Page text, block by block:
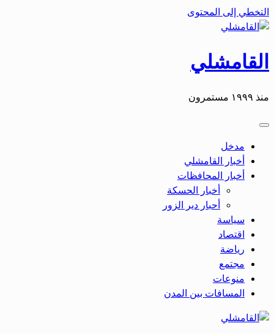
التخطي إلى المحتوى
القامشلي
منذ ١٩٩٩ مستمرون
مدخل
أخبار القامشلي
أخبار المحافظات
أخبار الحسكة
أحبار دير الزور
سياسة
اقتصاد
رياضة
مجتمع
منوعات
المسافات بين المدن